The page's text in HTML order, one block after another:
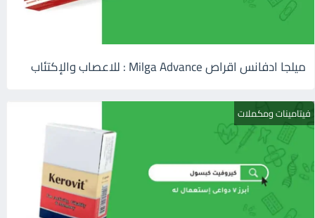
ميلجا ادفانس اقراص Milga Advance : للاعصاب والإكتئاب
فيتامينات ومكملات